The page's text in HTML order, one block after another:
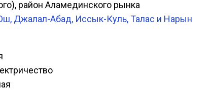
район Аламединского рынка
Джалал-Абад, Иссык-Куль, Талас и Нарын